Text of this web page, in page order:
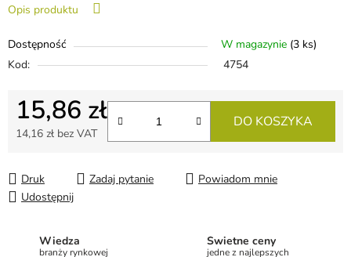
Opis produktu
Dostępność W magazynie (3 ks)
Kod:
4754
15,86 zł
14,16 zł bez VAT
DO KOSZYKA
Druk Zadaj pytanie
Powiadom mnie
Udostępnij
Wiedza
branży rynkowej
Świetne ceny
jedne z najlepszych